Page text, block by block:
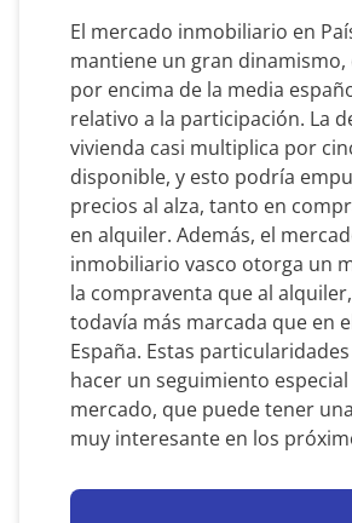
El mercado inmobiliario en
mantiene un gran dinamismo,
por encima de la media
relativo a la participación. La
vivienda casi multiplica por
disponible, y esto podría
precios al alza, tanto en
en alquiler. Además, el
inmobiliario vasco otorga un
la compraventa que al
todavía más marcada que en
España. Estas
hacer un seguimiento especial
mercado, que puede tener
muy interesante en los